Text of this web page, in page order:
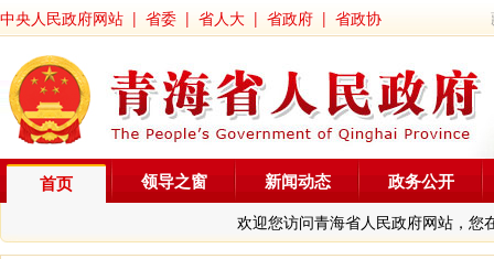
中央人民政府网站 | 省委 | 省人大 | 省政府 | 省政协
首页
欢迎您访问青海省人民政府网站，您
领导之窗 新闻动态 政务公开